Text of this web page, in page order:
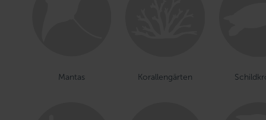
Mantas Korallengärten